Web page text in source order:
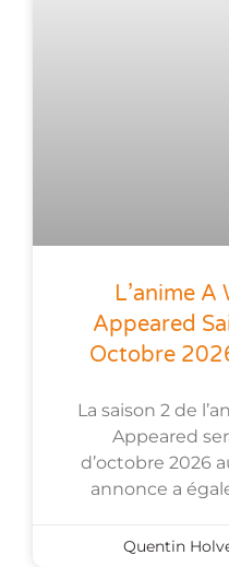
L’anime A
Appeared
Octobre
La saison 2 de
Appeared
d’octobre 2026
annonce a
Quentin